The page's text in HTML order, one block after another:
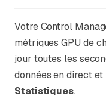
Votre Control
métriques GPU de
jour toutes les
données en direct
Statistiques.